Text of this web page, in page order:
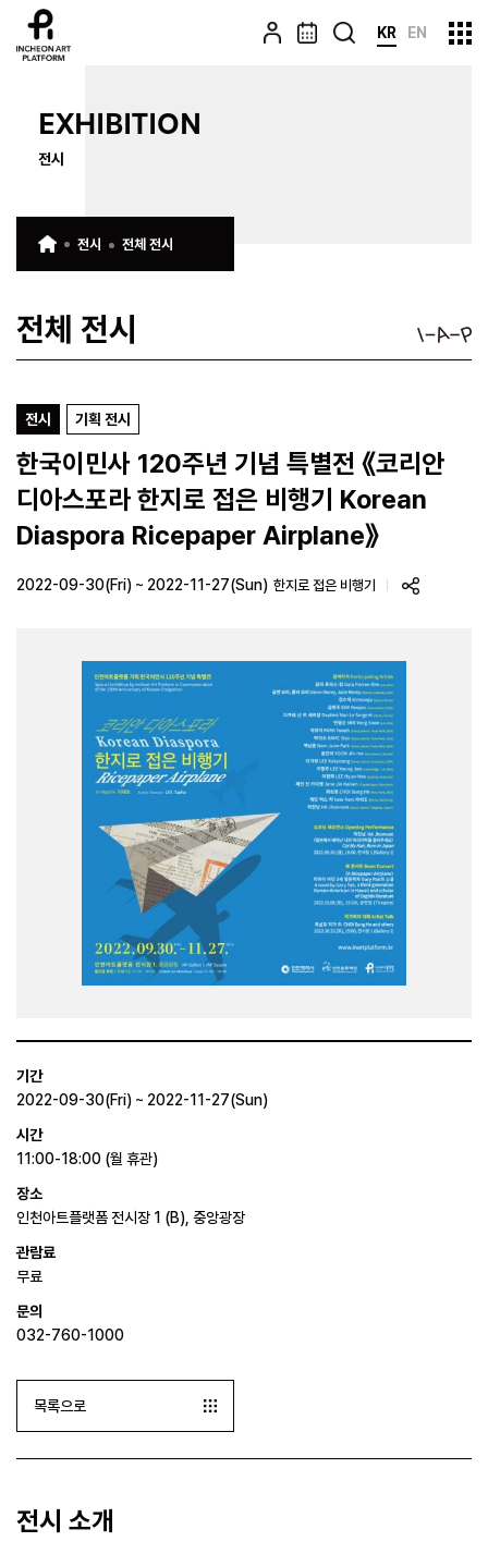
KR EN
EXHIBITION
전시
전시 전체 전시
전체 전시
전시 기획 전시
한국이민사 120주년 기념 특별전 《코리안
디아스포라 한지로 접은 비행기 Korean
Diaspora Ricepaper Airplane》
2022-09-30(Fri) ~ 2022-11-27(Sun) 한지로 접은 비행기
기간
2022-09-30(Fri) ~ 2022-11-27(Sun)
시간
11:00-18:00 (월 휴관)
장소
인천아트플랫폼 전시장 1 (B), 중앙광장
관람료
무료
문의
032-760-1000
목록으로
전시 소개